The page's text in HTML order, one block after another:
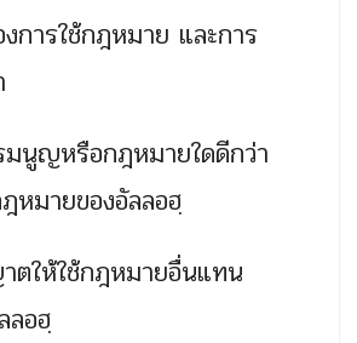
การใช้กฎหมาย และการ
มนูญหรือกฎหมายใดดีกว่า
หมายของอัลลอฮฺ
ตให้ใช้กฎหมายอื่นแทน
ลอฮฺ